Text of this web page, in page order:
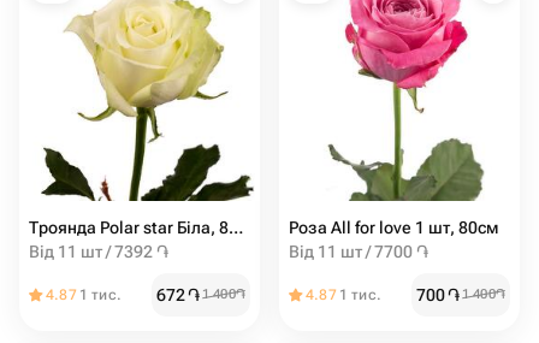
Троянда Polar star Біла, 80см
Від 11 шт / 7392 ֏
4.87 1 тис. 672֏1 400֏
Роза All for love 1 шт, 80см
Від 11 шт / 7700 ֏
4.87 1 тис. 700֏1 400֏